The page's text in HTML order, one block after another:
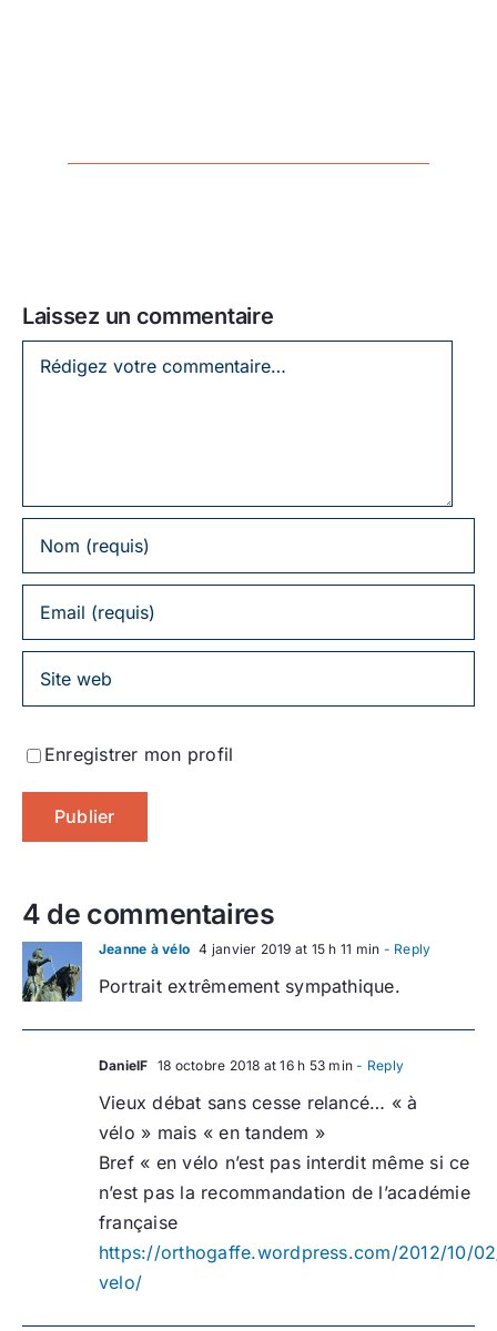
4 de commentaires
Jeanne à vélo 4 janvier 2019 at 15 h 11 min - Reply
Portrait extrêmement sympathique.
DanielF 18 octobre 2018 at 16 h 53 min - Reply
Vieux débat sans cesse relancé… « à
vélo » mais « en tandem »
Bref « en vélo n’est pas interdit même si ce
n’est pas la recommandation de l’académie
française
https://orthogaffe.wordpress.com/2012/10/
velo/
Laissez un commentaire
Laissez
Enregistrer mon profil